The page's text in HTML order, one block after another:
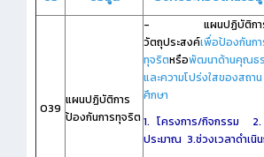
O39
แผนปฏิบัติการ
ป้องกันการทุจริต
- แผนปฏิบัติการ
วัตถุประสงค์เพื่อป้องกันกา
ทุจริตหรือพัฒนาด้านคุณธ
และความโปร่งใสของสถาน
ศึกษา
1. โครงการ/กิจกรรม
ประมาณ 3.ช่วงเวลาดำเนิ